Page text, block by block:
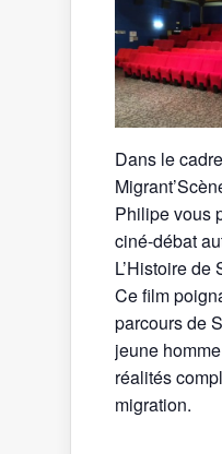
Dans le
Philipe vous
ciné-débat
L’Histoire de
Ce film
parcours de
jeune
réalités
migration.